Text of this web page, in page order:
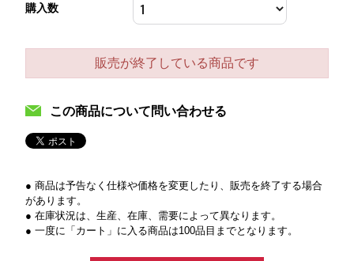
購入数
販売が終了している商品です
この商品について問い合わせる
● 商品は予告なく仕様や価格を変更したり、販売を終了する場合
があります。
● 在庫状況は、生産、在庫、需要によって異なります。
● 一度に「カート」に入る商品は100品目までとなります。